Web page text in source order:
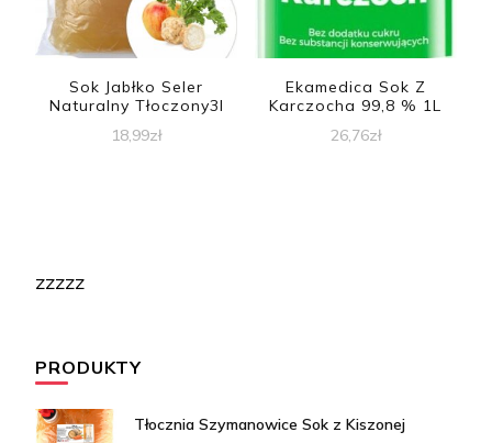
Sok Jabłko Seler
Naturalny Tłoczony3l
18,99zł
Ekamedica Sok Z
Karczocha 99,8 % 1L
26,76zł
zzzzz
PRODUKTY
Tłocznia Szymanowice Sok z Kiszonej